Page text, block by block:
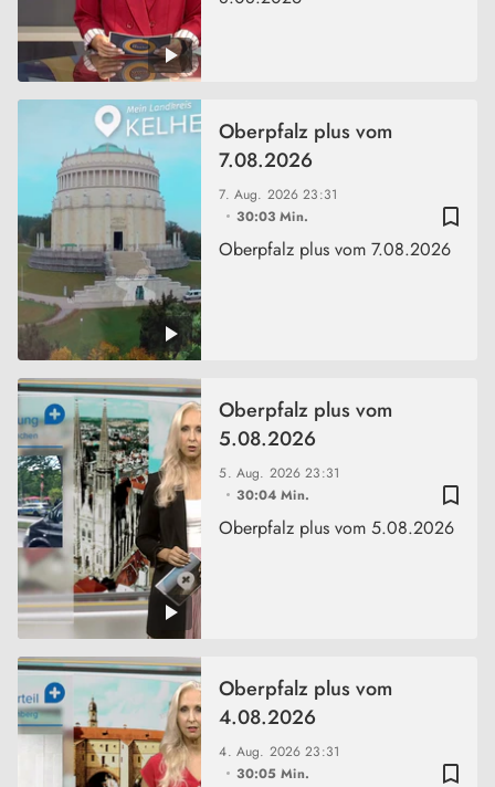
bookmark_border
7. Aug. 202623:31
30:03 Min.
Oberpfalz plus vom
7.08.2026
Oberpfalz plus vom 7.08.2026
bookmark_border
5. Aug. 202623:31
30:04 Min.
Oberpfalz plus vom
5.08.2026
Oberpfalz plus vom 5.08.2026
bookmark_border
4. Aug. 202623:31
30:05 Min.
Oberpfalz plus vom
4.08.2026